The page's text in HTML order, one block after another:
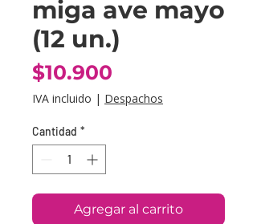
miga ave mayo
(12 un.)
$10.900
IVA incluido | Despachos
Cantidad *
Agregar al carrito